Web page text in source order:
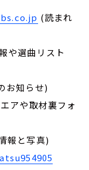
(読まれ
や選曲リスト
お知らせ)
アや取材裏フォ
報と写真)